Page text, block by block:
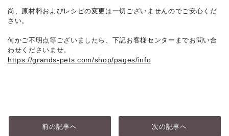
尚、原材料およびレシピの変更は一切ございませんのでご安心くだ
さい。
何かご不明点等ございましたら、下記お客様センターまでお問い合
わせくださいませ。
https://grands-pets.com/shop/pages/info
前の記事へ 次の記事へ